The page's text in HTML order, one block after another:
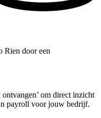
Rien door een
om direct inzicht
payroll voor jouw bedrijf.